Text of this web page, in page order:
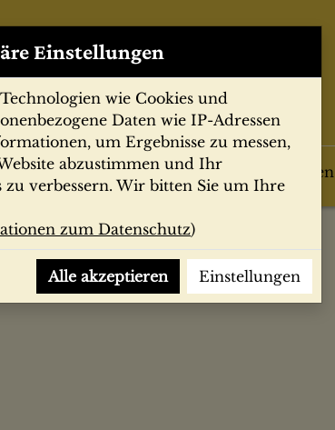
Einstellungen
wie Cookies und
Daten wie IP-Adressen
um Ergebnisse zu messen,
abzustimmen und Ihr
zu verbessern. Wir bitten Sie um Ihre
zum Datenschutz)
Alle akzeptieren Einstellungen
Filmprogramme Postkarten
Geschichte